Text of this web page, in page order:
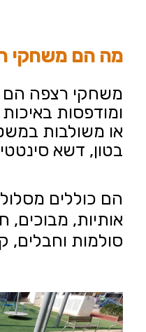
מה הם משחקי
משחקי רצפה הם
ומודפסות
או משולבות
בטון, דשא סינטטי
הם כוללים
אותיות, מבוכים,
סולמות וחבלים,